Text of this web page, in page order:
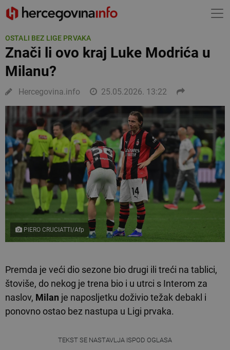
OSTALI BEZ LIGE PRVAKA
Znači li ovo kraj Luke Modrića u
Milanu?
Hercegovina.info 25.05.2026. 13:22
PIERO CRUCIATTI/Afp
Premda je veći dio sezone bio drugi ili treći na tablici,
štoviše, do nekog je trena bio i u utrci s Interom za
naslov, Milan je naposljetku doživio težak debakl i
ponovno ostao bez nastupa u Ligi prvaka.
TEKST SE NASTAVLJA ISPOD OGLASA